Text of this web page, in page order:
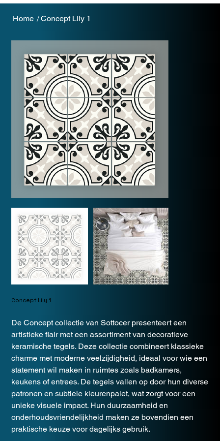
Home /Concept Lily 1
Concept Lily 1
De Concept collectie van Sottocer presenteert een
artistieke flair met een assortiment van decoratieve
keramische tegels. Deze collectie combineert klassieke
charme met moderne veelzijdigheid, ideaal voor wie een
statement wil maken in ruimtes zoals badkamers,
keukens of entrees. De tegels vallen op door hun diverse
patronen en subtiele kleurenpalet, wat zorgt voor een
unieke visuele impact. Hun duurzaamheid en
onderhoudsvriendelijkheid maken ze bovendien een
praktische keuze voor dagelijks gebruik.